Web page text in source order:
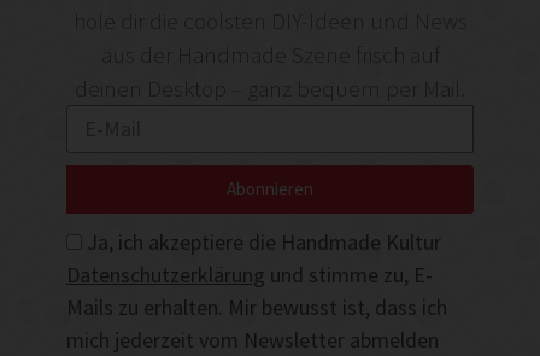
deinen Desktop – ganz bequem per Mail.
Ja, ich akzeptiere die Handmade Kultur
Datenschutzerklärung und stimme zu, E-
Mails zu erhalten. Mir bewusst ist, dass ich
mich jederzeit vom Newsletter abmelden
Abonnieren